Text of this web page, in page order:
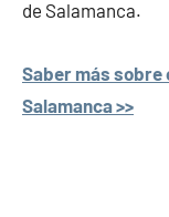
de Salamanca.
Saber más
Salamanca >>